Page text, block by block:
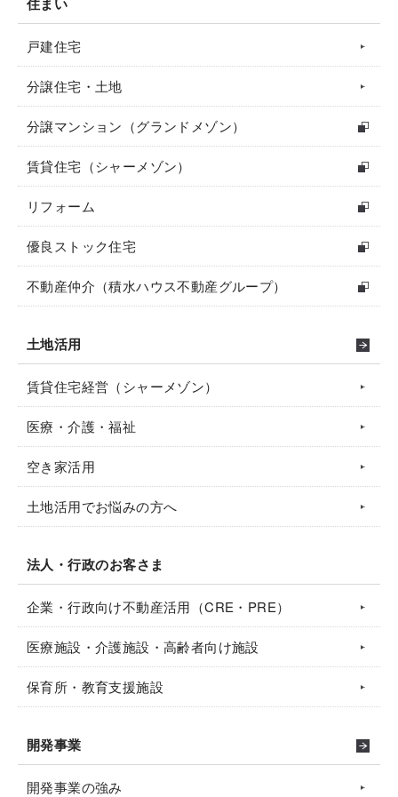
戸建住宅
分譲住宅・土地
分譲マンション（グランドメゾン）
賃貸住宅（シャーメゾン）
リフォーム
優良ストック住宅
不動産仲介（積水ハウス不動産グループ）
土地活用
賃貸住宅経営（シャーメゾン）
医療・介護・福祉
空き家活用
土地活用でお悩みの方へ
法人・行政のお客さま
企業・行政向け不動産活用（CRE・PRE）
医療施設・介護施設・高齢者向け施設
保育所・教育支援施設
開発事業
開発事業の強み